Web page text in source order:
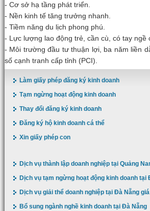
- Cơ sở hạ tầng phát triển.
- Nền kinh tế tăng trưởng nhanh.
- Tiềm năng du lịch phong phú.
- Lực lượng lao động trẻ, cần cù, có tay ngề
- Môi trường đầu tư thuận lợi, ba năm liền
số cạnh tranh cấp tỉnh (PCI).
Làm giấy phép đăng ký kinh doanh
Tạm ngừng hoạt động kinh doanh
Thay đổi đăng ký kinh doanh
Đăng ký hộ kinh doanh cá thể
Xin giấy phép con
Dịch vụ thành lập doanh nghiệp tại Quảng
Dịch vụ tạm ngừng hoạt động kinh doanh tại
Dịch vụ giải thể doanh nghiệp tại Đà Nẵng
Bổ sung ngành nghề kinh doanh tại Đà Nẵng